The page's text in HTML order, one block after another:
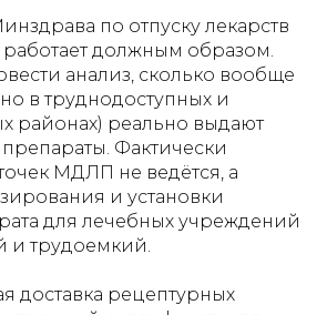
по отпуску лекарств
должным образом.
анализ, сколько вообще
в труднодоступных и
районах) реально выдают
Фактически
точек МДЛП не ведётся, а
и установки
для лечебных учреждений
и трудоемкий.
доставка рецептурных